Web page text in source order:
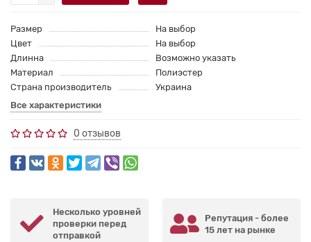
Размер
На выбор
Цвет
На выбор
Длинна
Возможно указать
Материал
Полиэстер
Страна производитель
Украина
Все характеристики
0 отзывов
Несколько уровней
проверки перед
отправкой
Репутация - более
15 лет на рынке